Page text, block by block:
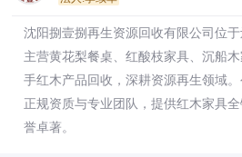
沈阳捌壹捌再生资源回收有限公司位
主营黄花梨餐桌、红酸枝家具、沉船
手红木产品回收，深耕资源再生领域
正规资质与专业团队，提供红木家具
誉卓著。